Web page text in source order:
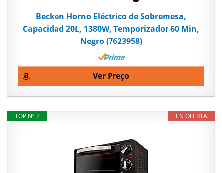
Becken Horno Eléctrico de Sobremesa,
Capacidad 20L, 1380W, Temporizador 60 Min,
Negro (7623958)
Ver Preço
EN OFERTA
TOP Nº 2